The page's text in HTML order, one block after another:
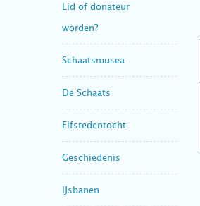
Lid of donateur
worden?
Schaatsmusea
De Schaats
Elfstedentocht
Geschiedenis
IJsbanen